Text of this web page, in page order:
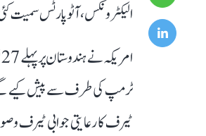
الیکٹرونکس، آٹو پارٹس سمیت